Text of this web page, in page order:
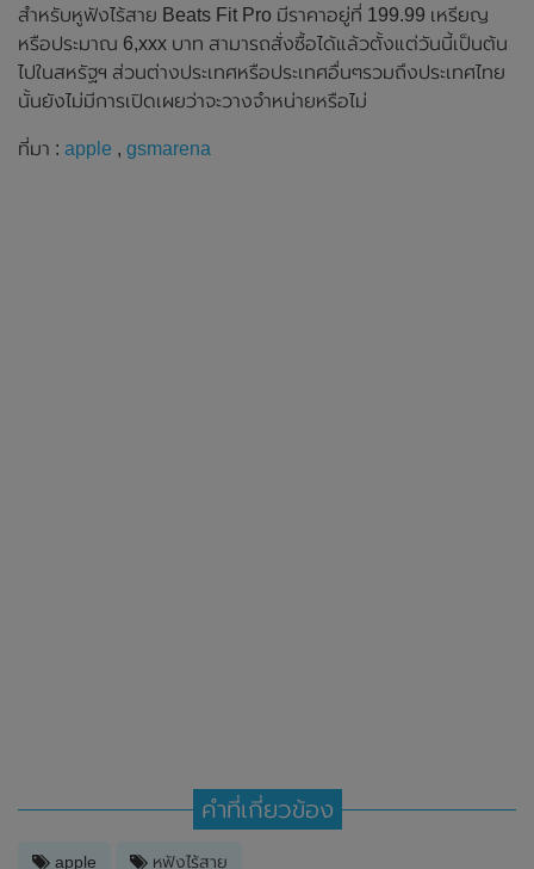
สำหรับหูฟังไร้สาย Beats Fit Pro มีราคาอยู่ที่ 199.99 เหรียญ
หรือประมาณ 6,xxx บาท สามารถสั่งซื้อได้แล้วตั้งแต่วันนี้เป็นต้น
ไปในสหรัฐฯ ส่วนต่างประเทศหรือประเทศอื่นๆรวมถึงประเทศไทย
นั้นยังไม่มีการเปิดเผยว่าจะวางจำหน่ายหรือไม่
ที่มา : apple , gsmarena
คำที่เกี่ยวข้อง
apple หูฟังไร้สาย